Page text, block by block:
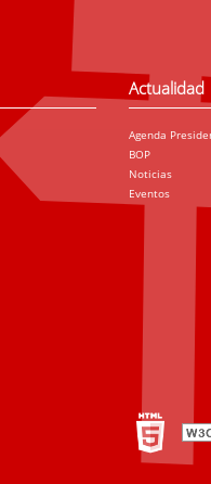
Actualidad
Agenda
BOP
Noticias
Eventos